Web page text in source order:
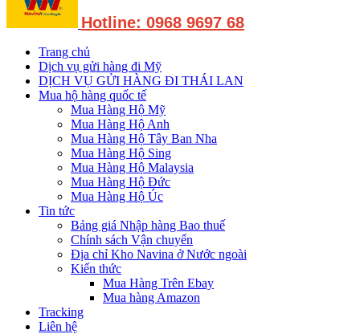
Hotline: 0968 9697 68
Trang chủ
Dịch vụ gửi hàng đi Mỹ
DỊCH VỤ GỬI HÀNG ĐI THÁI LAN
Mua hộ hàng quốc tế
Mua Hàng Hộ Mỹ
Mua Hàng Hộ Anh
Mua Hàng Hộ Tây Ban Nha
Mua Hàng Hộ Sing
Mua Hàng Hộ Malaysia
Mua Hàng Hộ Đức
Mua Hàng Hộ Úc
Tin tức
Bảng giá Nhập hàng Bao thuế
Chính sách Vận chuyển
Địa chỉ Kho Navina ở Nước ngoài
Kiến thức
Mua Hàng Trên Ebay
Mua hàng Amazon
Tracking
Liên hệ